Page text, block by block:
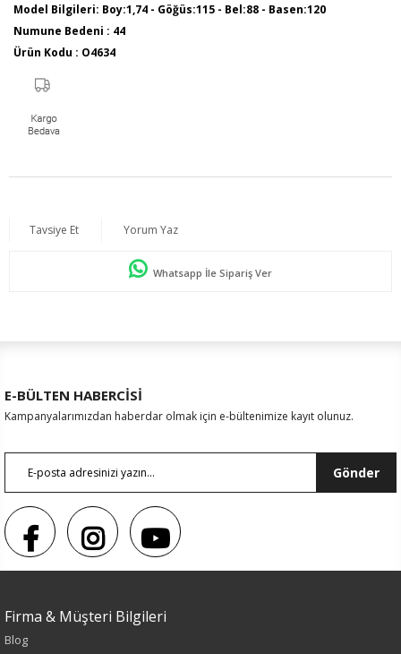
Model Bilgileri: Boy:1,74 - Göğüs:115 - Bel:88 - Basen:120
Numune Bedeni : 44
Ürün Kodu : O4634
Renk
Tavsiye Et Yorum Yaz
Whatsapp İle Sipariş Ver
E-BÜLTEN HABERCİSİ
Kampanyalarımızdan haberdar olmak için e-bültenimize kayıt olunuz.
Gönder
Firma & Müşteri Bilgileri
Blog